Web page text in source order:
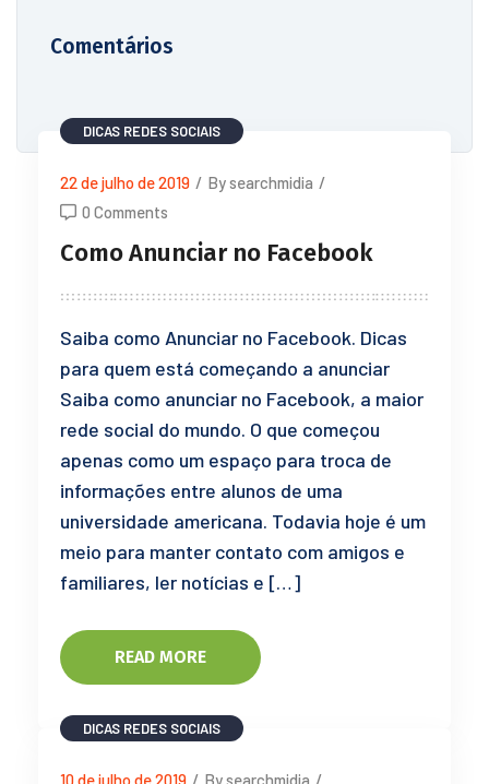
Comentários
DICAS REDES SOCIAIS
22 de julho de 2019 / By searchmidia /
0 Comments
Como Anunciar no Facebook
Saiba como Anunciar no Facebook. Dicas
para quem está começando a anunciar
Saiba como anunciar no Facebook, a maior
rede social do mundo. O que começou
apenas como um espaço para troca de
informações entre alunos de uma
universidade americana. Todavia hoje é um
meio para manter contato com amigos e
familiares, ler notícias e […]
READ MORE
DICAS REDES SOCIAIS
10 de julho de 2019 / By searchmidia /